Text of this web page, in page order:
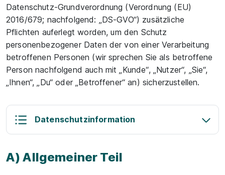
Datenschutz-Grundverordnung (Verordnung (EU)
2016/679; nachfolgend: „DS-GVO“) zusätzliche
Pflichten auferlegt worden, um den Schutz
personenbezogener Daten der von einer Verarbeitung
betroffenen Personen (wir sprechen Sie als betroffene
Person nachfolgend auch mit „Kunde“, „Nutzer“, „Sie“,
„Ihnen“, „Du“ oder „Betroffener“ an) sicherzustellen.
Datenschutzinformation
A) Allgemeiner Teil